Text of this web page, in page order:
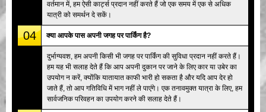
वर्तमान में, हम ऐसी कार्ट्स प्रदान नहीं करते हैं जो एक समय में एक से अधिक
यात्री को समर्थन दे सकें।
04 क्या आपके पास अपनी जगह पर पार्किंग है?
दुर्भाग्यवश, हम अपनी किसी भी जगह पर पार्किंग की सुविधा प्रदान नहीं करते हैं।
हम यह भी सलाह देते हैं कि आप अपनी दुकान पर जाने के लिए कार या उबेर का
उपयोग न करें, क्योंकि यातायात काफी भारी हो सकता है और यदि आप देर हो
जाते हैं, तो आप गतिविधि में भाग नहीं ले पाएंगे। एक तनावमुक्त यात्रा के लिए, हम
सार्वजनिक परिवहन का उपयोग करने की सलाह देते हैं।